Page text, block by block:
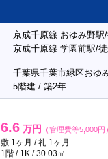
京成千原線 おゆみ野駅
京成千原線 学園前駅/
千葉県千葉市緑区おゆ
5階建 / 築2年
6.6 万円 （管理費等5,000円）
敷 1ヶ月 / 礼 1ヶ月
1階 / 1K / 30.03㎡